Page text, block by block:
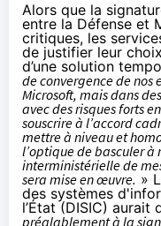
Alors que la
entre la Défense et
critiques, les
de justifier leur
d’une solution
de convergence de
Microsoft, mais dans
avec des risques forts
souscrire à l’accord
mettre à niveau et
l’optique de basculer à
interministérielle de
sera mise en œuvre. »
des systèmes
l’État (DISIC) aurait
préalablement à la